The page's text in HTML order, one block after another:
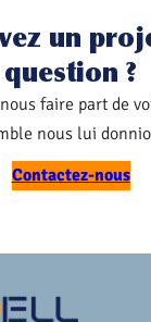
un
question ?
nous faire part de
nous lui
Contactez-nous